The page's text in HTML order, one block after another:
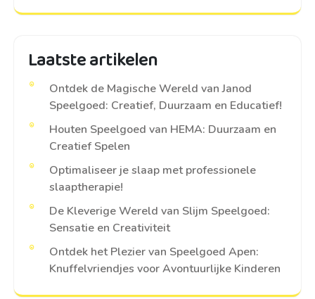
Laatste artikelen
Ontdek de Magische Wereld van Janod
Speelgoed: Creatief, Duurzaam en Educatief!
Houten Speelgoed van HEMA: Duurzaam en
Creatief Spelen
Optimaliseer je slaap met professionele
slaaptherapie!
De Kleverige Wereld van Slijm Speelgoed:
Sensatie en Creativiteit
Ontdek het Plezier van Speelgoed Apen:
Knuffelvriendjes voor Avontuurlijke Kinderen